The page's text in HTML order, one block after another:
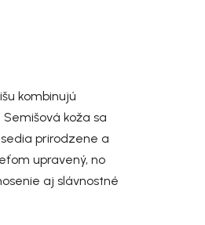
kombinujú
koža sa
prirodzene a
upravený, no
aj slávnostné